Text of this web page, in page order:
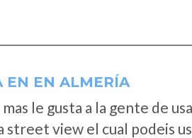
EN EN ALMERÍA
le gusta a la gente de
street view el cual podeis